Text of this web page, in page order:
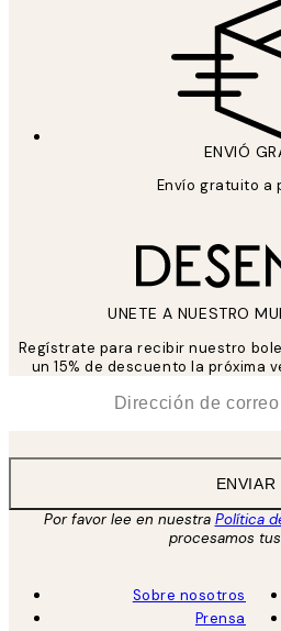
ENVIÓ
Envío gratuito a
UNETE A NUESTRO
Regístrate para recibir nuestro
un 15% de descuento la próxima
ENVIAR
Por favor lee en nuestra Política
procesamos
Sobre nosotros
Prensa